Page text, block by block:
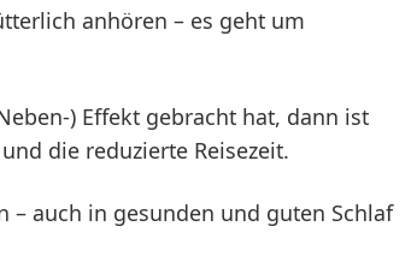
anhören – es geht um
) Effekt gebracht hat, dann ist
die reduzierte Reisezeit.
– auch in gesunden und guten Schlaf